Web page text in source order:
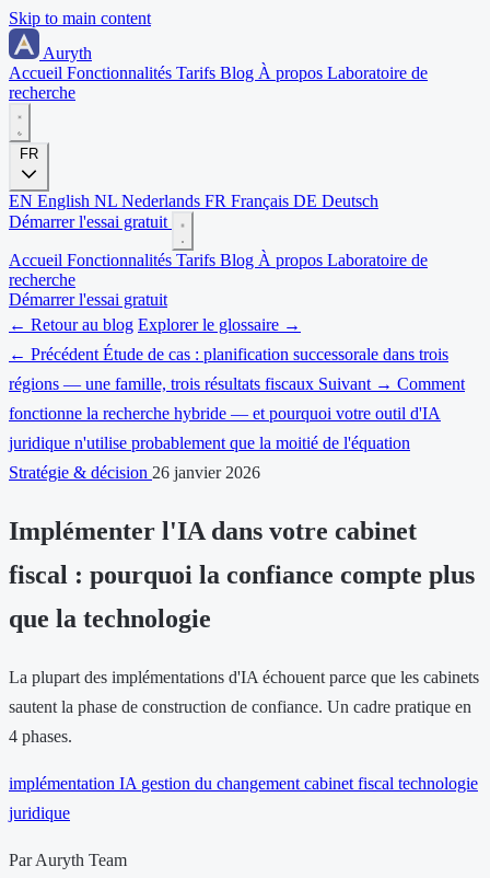
Skip to main content
Auryth
Accueil Fonctionnalités Tarifs Blog À propos Laboratoire de
recherche
FR
EN English NL Nederlands FR Français DE Deutsch
Démarrer l'essai gratuit
Accueil Fonctionnalités Tarifs Blog À propos Laboratoire de
recherche
Démarrer l'essai gratuit
← Retour au blog Explorer le glossaire →
← Précédent Étude de cas : planification successorale dans trois
régions — une famille, trois résultats fiscaux Suivant → Comment
fonctionne la recherche hybride — et pourquoi votre outil d'IA
juridique n'utilise probablement que la moitié de l'équation
Stratégie & décision 26 janvier 2026
Implémenter l'IA dans votre cabinet
fiscal : pourquoi la confiance compte plus
que la technologie
La plupart des implémentations d'IA échouent parce que les cabinets
sautent la phase de construction de confiance. Un cadre pratique en
4 phases.
implémentation IA gestion du changement cabinet fiscal technologie
juridique
Par Auryth Team